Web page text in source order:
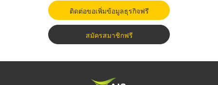
ติดต่อขอเพิ่มข้อมูลธุรกิจฟรี
สมัครสมาชิกฟรี